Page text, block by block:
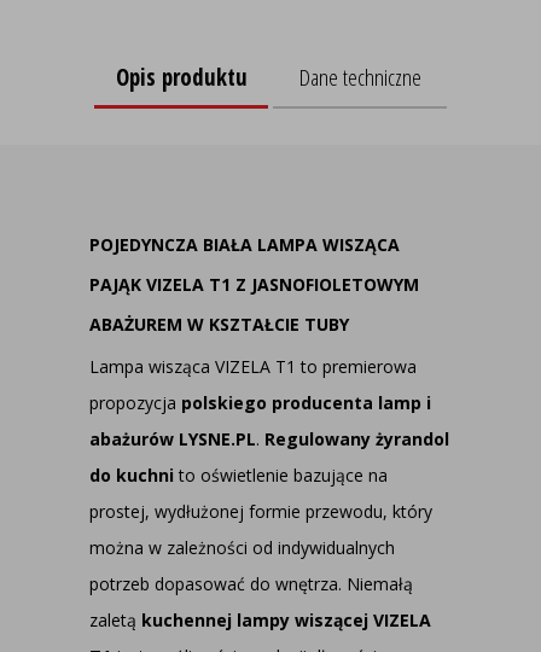
Opis produktu Dane techniczne
POJEDYNCZA BIAŁA LAMPA WISZĄCA
PAJĄK VIZELA T1 Z JASNOFIOLETOWYM
ABAŻUREM W KSZTAŁCIE TUBY
Lampa wisząca VIZELA T1 to premierowa
propozycja polskiego producenta lamp i
abażurów LYSNE.PL. Regulowany żyrandol
do kuchni to oświetlenie bazujące na
prostej, wydłużonej formie przewodu, który
można w zależności od indywidualnych
potrzeb dopasować do wnętrza. Niemałą
zaletą kuchennej lampy wiszącej VIZELA